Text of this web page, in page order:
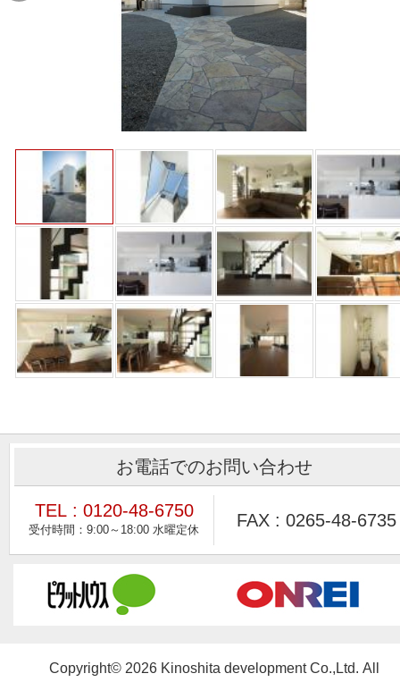
お電話でのお問い合わせ
TEL : 0120-48-6750 FAX : 0265-48-6735
Copyright© 2026 Kinoshita development Co.,Ltd. All